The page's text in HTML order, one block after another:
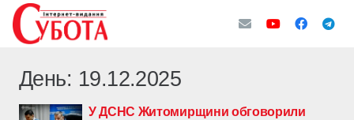
День: 19.12.2025
У ДСНС Житомирщини обговорили